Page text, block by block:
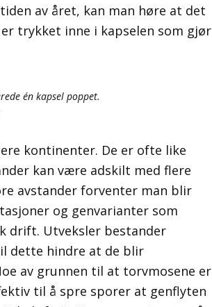
av året, kan man høre at det
trykket inne i kapselen som gjør
én kapsel poppet.
kontinenter. De er ofte like
kan være adskilt med flere
avstander forventer man blir
og genvarianter som
drift. Utveksler bestander
dette hindre at de blir
av grunnen til at torvmosene er
til å spre sporer at genflyten